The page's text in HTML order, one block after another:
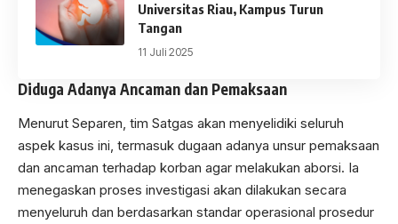
Universitas Riau, Kampus Turun
Tangan
11 Juli 2025
Diduga Adanya Ancaman dan Pemaksaan
Menurut Separen, tim Satgas akan menyelidiki seluruh
aspek kasus ini, termasuk dugaan adanya unsur pemaksaan
dan ancaman terhadap korban agar melakukan aborsi. Ia
menegaskan proses investigasi akan dilakukan secara
menyeluruh dan berdasarkan standar operasional prosedur